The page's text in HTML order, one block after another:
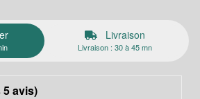
Livraison
Livraison : 30 à 45 mn
5 avis)